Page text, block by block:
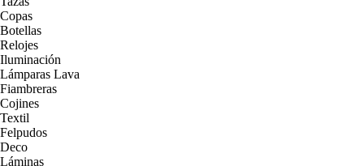
Copas
Botellas
Relojes
Iluminación
Lámparas Lava
Fiambreras
Cojines
Textil
Felpudos
Deco
Láminas